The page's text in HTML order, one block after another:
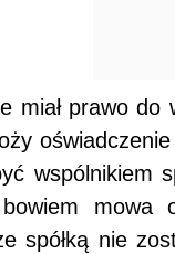
miał prawo
wspólnikiem
mowa
spółką nie